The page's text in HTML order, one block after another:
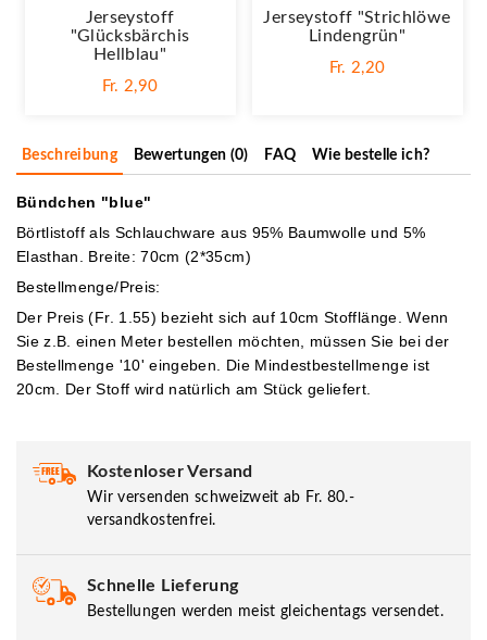
Jerseystoff
"Glücksbärchis
Hellblau"
Fr. 2,90
Jerseystoff "Strichlöwe
Lindengrün"
Fr. 2,20
Beschreibung Bewertungen (0) FAQ Wie bestelle ich?
Bündchen "blue"
Börtlistoff als Schlauchware aus 95% Baumwolle und 5%
Elasthan. Breite: 70cm (2*35cm)
Bestellmenge/Preis:
Der Preis (Fr. 1.55) bezieht sich auf 10cm Stofflänge. Wenn
Sie z.B. einen Meter bestellen möchten, müssen Sie bei der
Bestellmenge '10' eingeben. Die Mindestbestellmenge ist
20cm. Der Stoff wird natürlich am Stück geliefert.
Kostenloser Versand
Wir versenden schweizweit ab Fr. 80.-
versandkostenfrei.
Schnelle Lieferung
Bestellungen werden meist gleichentags versendet.